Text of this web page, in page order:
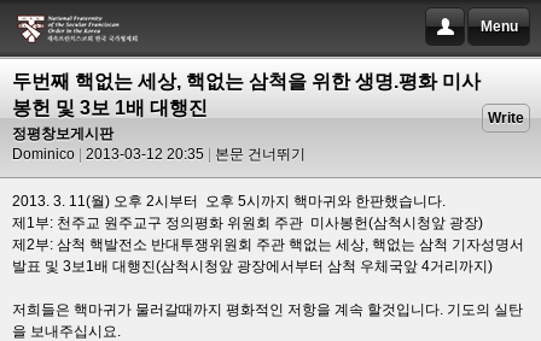
Menu
두번째 핵없는 세상, 핵없는 삼척을 위한 생명.평화 미사
봉헌 및 3보 1배 대행진
정평창보게시판
Dominico
2013-03-12 20:35 본문 건너뛰기
Write
2013. 3. 11(월) 오후 2시부터 오후 5시까지 핵마귀와 한판했습니다.
제1부: 천주교 원주교구 정의평화 위원회 주관 미사봉헌(삼척시청앞 광장)
제2부: 삼척 핵발전소 반대투쟁위원회 주관 핵없는 세상, 핵없는 삼척 기자성명서
발표 및 3보1배 대행진(삼척시청앞 광장에서부터 삼척 우체국앞 4거리까지)
저희들은 핵마귀가 물러갈때까지 평화적인 저항을 계속 할것입니다. 기도의 실탄
을 보내주십시요.